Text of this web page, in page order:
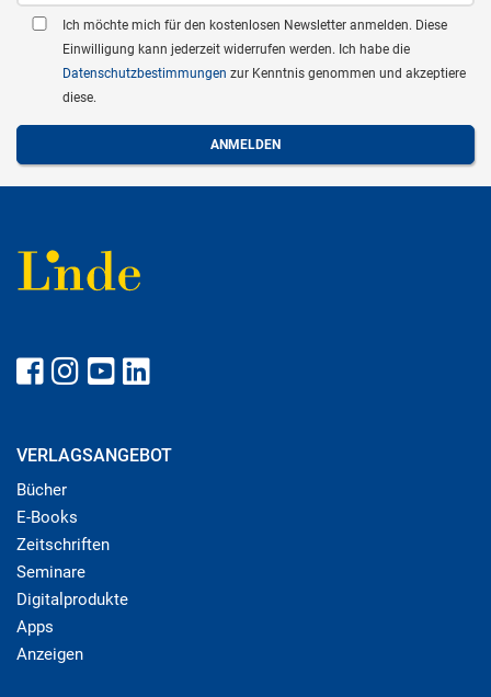
Ich möchte mich für den kostenlosen Newsletter anmelden. Diese
Einwilligung kann jederzeit widerrufen werden. Ich habe die
Datenschutzbestimmungen zur Kenntnis genommen und akzeptiere
diese.
VERLAGSANGEBOT
Bücher
E-Books
Zeitschriften
Seminare
Digitalprodukte
Apps
Anzeigen